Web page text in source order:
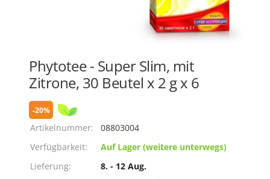
Phytotee - Super Slim, mit
Zitrone, 30 Beutel x 2 g х 6
-20%
Artikelnummer:
08803004
Verfügbarkeit:
Auf Lager (weitere unterwegs)
Lieferung:
8. - 12 Aug.